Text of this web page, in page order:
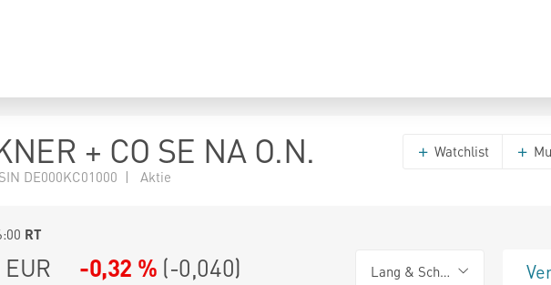
+ CO SE NA O.N.
DE000KC01000 | Aktie
Watchlist
RT
EUR -0,32 % (-0,040) Lang & Schwarz